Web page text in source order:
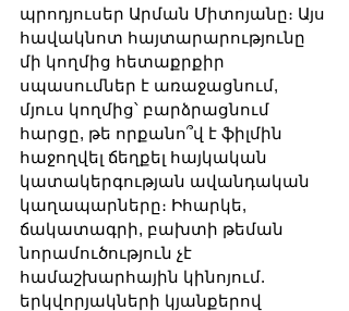
պրոդյուսեր Արման Միտոյանը։ Այս
հավակնոտ հայտարարությունը
մի կողմից հետաքրքիր
սպասումներ է առաջացնում,
մյուս կողմից՝ բարձրացնում
հարցը, թե որքանո՞վ է ֆիլմին
հաջողվել ճեղքել հայկական
կատակերգության ավանդական
կաղապարները։ Իհարկե,
ճակատագրի, բախտի թեման
նորամուծություն չէ
համաշխարհային կինոյում.
երկվորյակների կյանքերով